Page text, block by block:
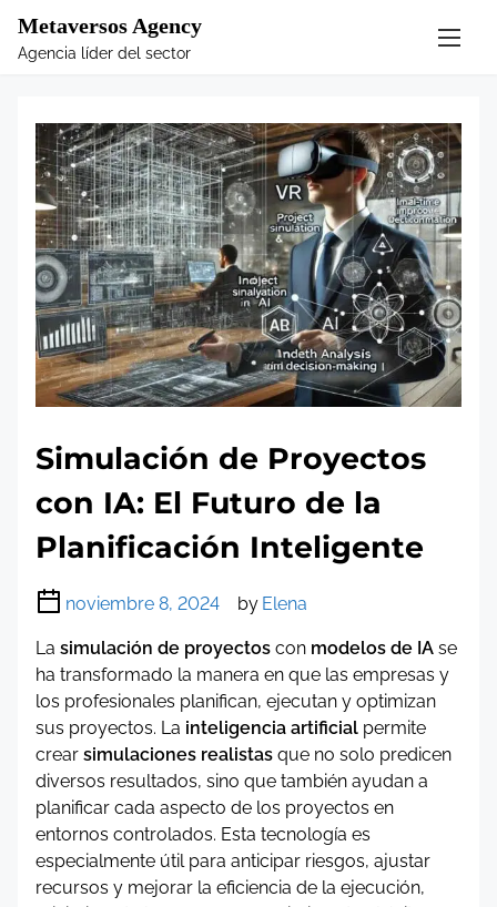
Metaversos Agency
Agencia líder del sector
Simulación de Proyectos
con IA: El Futuro de la
Planificación Inteligente
noviembre 8, 2024 by Elena
La simulación de proyectos con modelos de IA se
ha transformado la manera en que las empresas y
los profesionales planifican, ejecutan y optimizan
sus proyectos. La inteligencia artificial permite
crear simulaciones realistas que no solo predicen
diversos resultados, sino que también ayudan a
planificar cada aspecto de los proyectos en
entornos controlados. Esta tecnología es
especialmente útil para anticipar riesgos, ajustar
recursos y mejorar la eficiencia de la ejecución,